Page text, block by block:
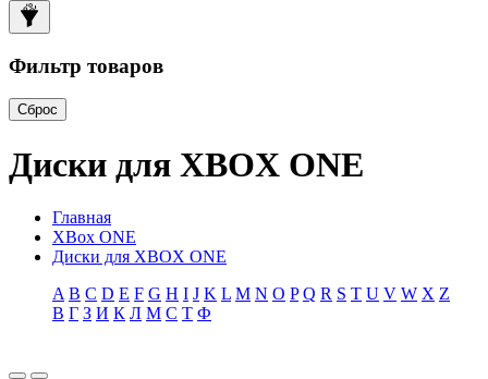
Фильтр товаров
Сброс
Диски для XBOX ONE
Главная
XBox ONE
Диски для XBOX ONE
A B C D E F G H I J K L M N O P Q R S T U V W X Z
В Г З И К Л М С Т Ф